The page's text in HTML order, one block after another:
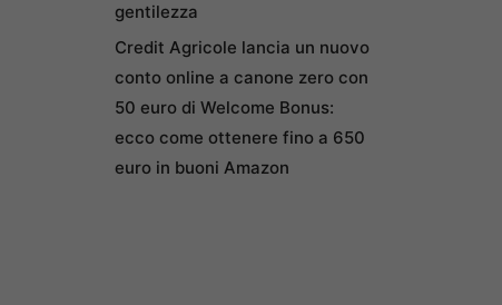
gentilezza
Credit Agricole lancia un nuovo
conto online a canone zero con
50 euro di Welcome Bonus:
ecco come ottenere fino a 650
euro in buoni Amazon